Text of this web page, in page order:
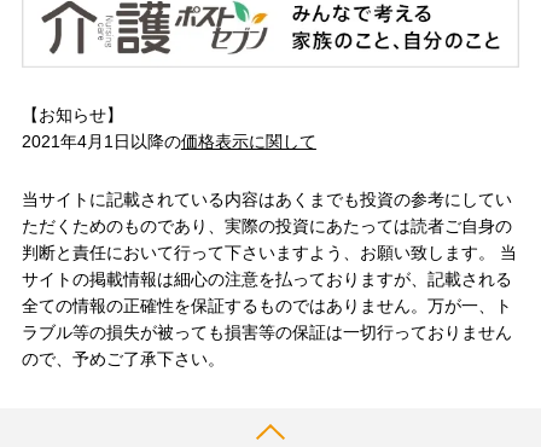
【お知らせ】
2021年4月1日以降の価格表示に関して
当サイトに記載されている内容はあくまでも投資の参考にしてい
ただくためのものであり、実際の投資にあたっては読者ご自身の
判断と責任において行って下さいますよう、お願い致します。 当
サイトの掲載情報は細心の注意を払っておりますが、記載される
全ての情報の正確性を保証するものではありません。万が一、ト
ラブル等の損失が被っても損害等の保証は一切行っておりません
ので、予めご了承下さい。